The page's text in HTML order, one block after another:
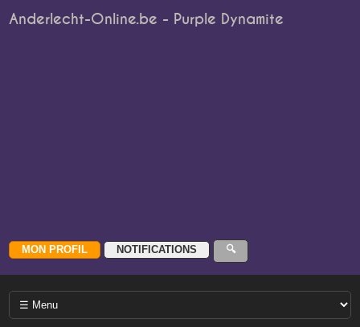
Anderlecht-Online.be - Purple Dynamite